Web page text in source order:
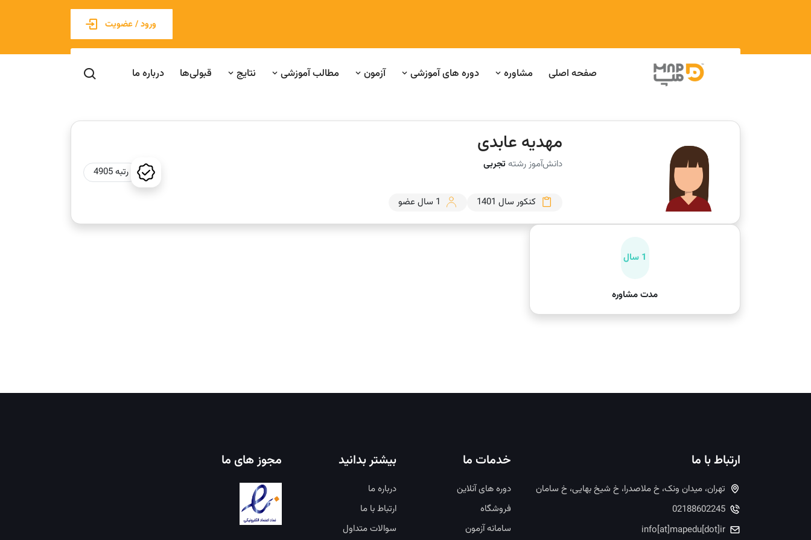
ورود / عضویت
صفحه اصلی مشاوره دوره های آموزشی آزمون مطالب آموزشی نتایج قبولی‌ها درباره ما
مهدیه عابدی
دانش‌آموز رشتهتجربی
کنکور سال 1401 1 سال عضو
رتبه 4905
1 سال
مدت مشاوره
ارتباط با ما
تهران، میدان ونک، خ ملاصدرا، خ شیخ بهایی، خ سامان
02188602245
info[at]mapedu[dot]ir
خدمات ما
دوره های آنلاین
فروشگاه
سامانه آزمون
بیشتر بدانید
درباره ما
ارتباط با ما
سوالات متداول
مجوز های ما